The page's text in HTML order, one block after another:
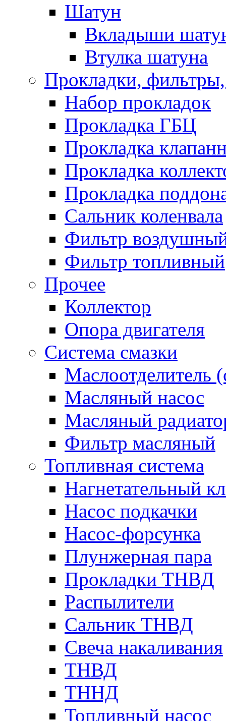
Шатун
Вкладыши
Втулка шатуна
Прокладки,
Набор прокладок
Прокладка ГБЦ
Прокладка
Прокладка
Прокладка
Сальник коленвала
Фильтр
Фильтр топливный
Прочее
Коллектор
Опора двигателя
Система смазки
Маслоотделитель
Масляный насос
Масляный
Фильтр масляный
Топливная система
Нагнетательный
Насос подкачки
Насос-форсунка
Плунжерная пара
Прокладки ТНВД
Распылители
Сальник ТНВД
Свеча накаливания
ТНВД
ТННД
Топливный насос